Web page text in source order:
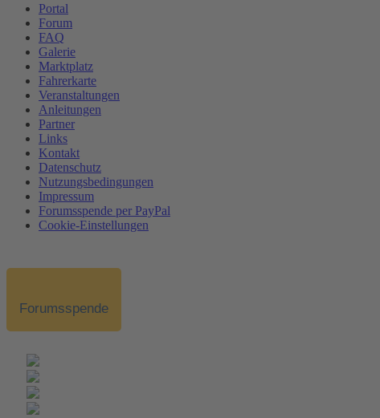
Portal
Forum
FAQ
Galerie
Marktplatz
Fahrerkarte
Veranstaltungen
Anleitungen
Partner
Links
Kontakt
Datenschutz
Nutzungsbedingungen
Impressum
Forumsspende per PayPal
Cookie-Einstellungen
Forumsspende